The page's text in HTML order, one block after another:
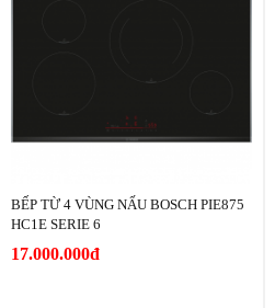
Vật liệu
BẾP TỪ 4 VÙNG NẤU BOSCH PIE875
HC1E SERIE 6
17.000.000đ